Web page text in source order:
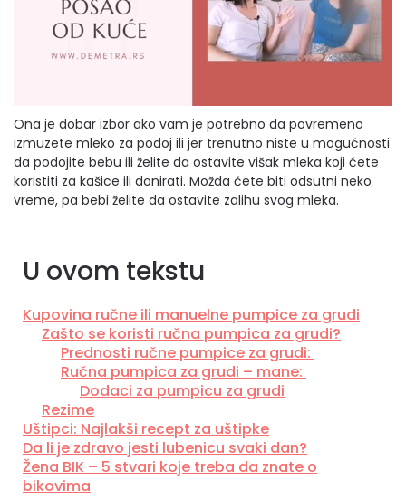
Ona je dobar izbor ako vam je potrebno da povremeno
izmuzete mleko za podoj ili jer trenutno niste u mogućnosti
da podojite bebu ili želite da ostavite višak mleka koji ćete
koristiti za kašice ili donirati. Možda ćete biti odsutni neko
vreme, pa bebi želite da ostavite zalihu svog mleka.
U ovom tekstu
Kupovina ručne ili manuelne pumpice za grudi
Zašto se koristi ručna pumpica za grudi?
Prednosti ručne pumpice za grudi:
Ručna pumpica za grudi – mane:
Dodaci za pumpicu za grudi
Rezime
Uštipci: Najlakši recept za uštipke
Da li je zdravo jesti lubenicu svaki dan?
Žena BIK – 5 stvari koje treba da znate o
bikovima